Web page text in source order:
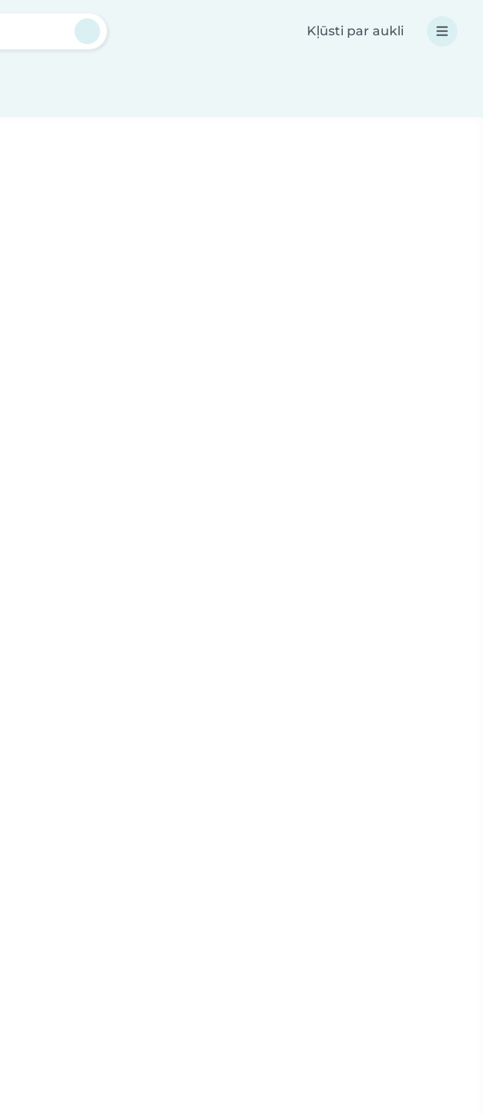
Kļūsti par aukli